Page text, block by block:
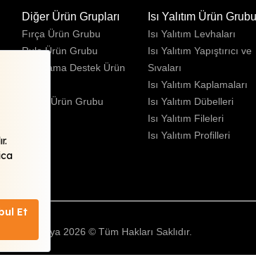
Diğer Ürün Grupları
Fırça Ürün Grubu
Rulo Ürün Grubu
Uygulama Destek Ürün
Sprey Ürün Grubu
Isı Yalıtım Ürün
Isı Yalıtım Levhaları
Isı Yalıtım Yapıştırıcı ve
Sıvaları
Isı Yalıtım Kaplamaları
Isı Yalıtım Dübelleri
Isı Yalıtım Fileleri
Isı Yalıtım Profilleri
Fawori Boya 2026 © Tüm Hakları Saklıdır.